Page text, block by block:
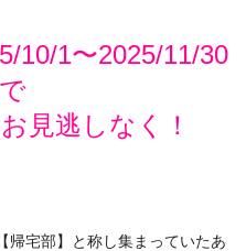
10/1〜2025/11/30
見逃しなく！
帰宅部】と称し集まっていたあ